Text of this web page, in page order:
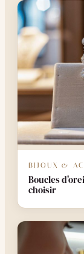
BIJOUX &
Boucles
choisir